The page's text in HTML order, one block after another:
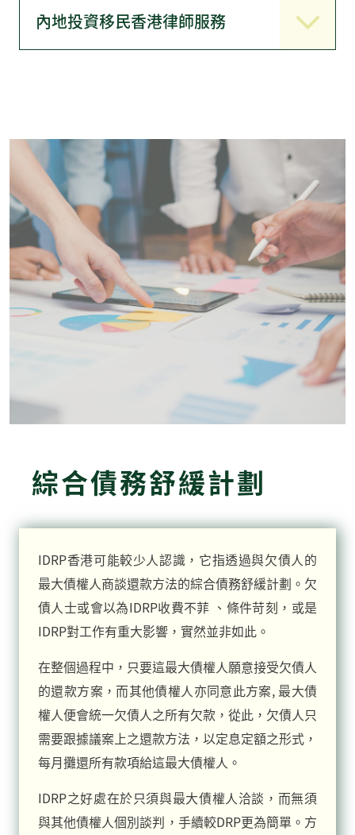
內地投資移民香港律師服務
綜合債務舒緩計劃
IDRP香港可能較少人認識，它指透過與欠債人的
最大債權人商談還款方法的綜合債務舒緩計劃。欠
債人士或會以為IDRP收費不菲 、條件苛刻，或是
IDRP對工作有重大影響，實然並非如此。
在整個過程中，只要這最大債權人願意接受欠債人
的還款方案，而其他債權人亦同意此方案, 最大債
權人便會統一欠債人之所有欠款，從此，欠債人只
需要跟據議案上之還款方法，以定息定額之形式，
每月攤還所有款項給這最大債權人。
IDRP之好處在於只須與最大債權人洽談，而無須
與其他債權人個別談判，手續較DRP更為簡單。方